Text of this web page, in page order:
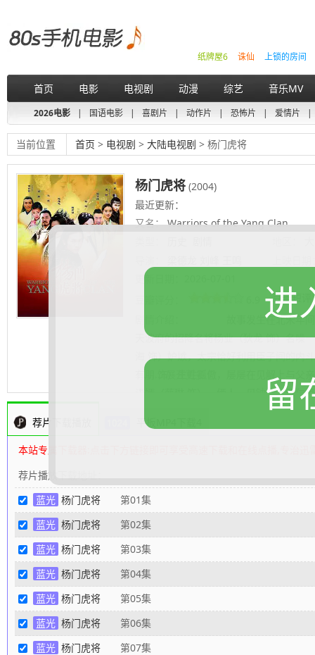
上锁的房间
诛仙
纸牌屋6
首页 电影 电视剧 动漫 综艺 音乐MV
2026电影 | 国语电影 | 喜剧片 | 动作片 | 恐怖片 | 爱情片 |
当前位置 首页 > 电视剧 > 大陆电视剧 > 杨门虎将
杨门虎将 (2004)
最近更新：
又名：Warriors of the Yang Clan
更新日期：
豆瓣短评
故事发生在北宋年间。
天波府的招降名将杨业（狄龙 饰）名噪
海 饰）妒嫉，太宗恰好利用臣子间的内
有朋 饰）生性孤傲，屡屡在见解上与父
语嫣（蔡琳 饰），俩人一见钟情。潘仁
美独子潘豹（赵强 饰），结果两家世代
言，使杨家男丁纷纷踏上战场，结果都
婿，这一幕恰好被前来搭救四郎的语嫣
整理
荐片下载播放 平板MP4下载4
本站专属下载器:点击下方链接即可享受高速下载和在线点播,专治迅
荐片播放下载地址：
蓝光 杨门虎将 第01集
蓝光 杨门虎将 第02集
蓝光 杨门虎将 第03集
蓝光 杨门虎将 第04集
蓝光 杨门虎将 第05集
蓝光 杨门虎将 第06集
蓝光 杨门虎将 第07集
进
留